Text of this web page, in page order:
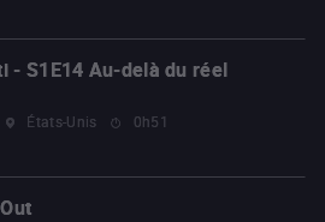
- S1E14 Au-delà du réel
États-Unis 0h51